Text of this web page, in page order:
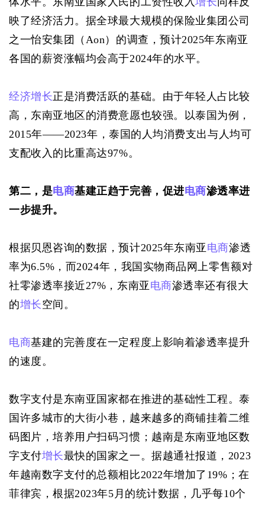
映了经济活力。据全球最大规模的保险业集团公司
之一怡安集团（Aon）的调查，预计2025年东南亚
各国的薪资涨幅均会高于2024年的水平。
经济增长正是消费活跃的基础。由于年轻人占比较
高，东南亚地区的消费意愿也较强。以泰国为例，
2015年——2023年，泰国的人均消费支出与人均可
支配收入的比重高达97%。
第二，是电商基建正趋于完善，促进电商渗透率进
一步提升。
根据贝恩咨询的数据，预计2025年东南亚 电商渗透
率为6.5%，而2024年，我国实物商品网上零售额对
社零渗透率接近27%，东南亚 电商渗透率还有很大
的增长空间。
电商基建的完善度在一定程度上影响着渗透率提升
的速度。
数字支付是东南亚国家都在推进的基础性工程。泰
国许多城市的大街小巷，越来越多的商铺挂着二维
码图片，培养用户扫码习惯；越南是东南亚地区数
字支付增长最快的国家之一。据越通社报道，2023
年越南数字支付的总额相比2022年增加了19%；在
菲律宾，根据2023年5月的统计数据，几乎每10个